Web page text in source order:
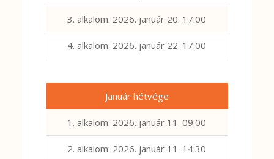
3. alkalom: 2026. január 20. 17:00
4. alkalom: 2026. január 22. 17:00
Január hétvége
1. alkalom: 2026. január 11. 09:00
2. alkalom: 2026. január 11. 14:30